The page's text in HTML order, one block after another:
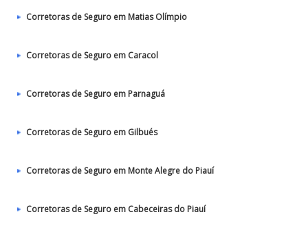
Corretoras de Seguro em Matias Olímpio
Corretoras de Seguro em Caracol
Corretoras de Seguro em Parnaguá
Corretoras de Seguro em Gilbués
Corretoras de Seguro em Monte Alegre do Piauí
Corretoras de Seguro em Cabeceiras do Piauí